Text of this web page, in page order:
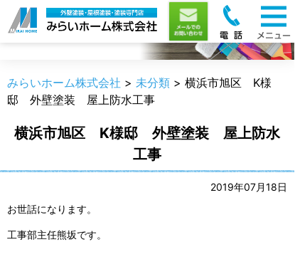
職人のうんちく
みらいホーム株式会社 > 未分類 > 横浜市旭区 K様
邸 外壁塗装 屋上防水工事
横浜市旭区 K様邸 外壁塗装 屋上防水
工事
2019年07月18日
お世話になります。
工事部主任熊坂です。